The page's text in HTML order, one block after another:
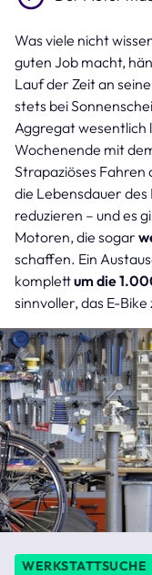
Was viele nicht
guten Job macht,
Lauf der Zeit an seine
stets bei
Aggregat wesentlich
Wochenende mit
Strapaziöses Fahren
die Lebensdauer
reduzieren – und es
Motoren, die sogar
schaffen. Ein
komplettum die
sinnvoller, das E-
WERKSTATTSUCHE